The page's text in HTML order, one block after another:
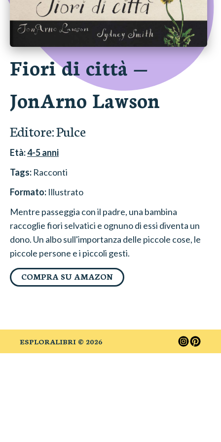
Fiori di città —
JonArno Lawson
Editore:Pulce
Età:4-5anni
Tags: Racconti
Formato: Illustrato
Mentre passeggia con il padre, una bambina
raccoglie fiori selvatici e ognuno di essi diventa un
dono. Un albo sull'importanza delle piccole cose, le
piccole persone e i piccoli gesti.
COMPRA SU AMAZON
ESPLORALIBRI © 2026